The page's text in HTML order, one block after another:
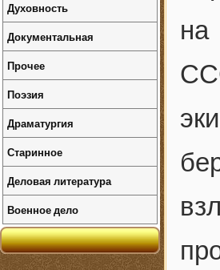
на
Духовность
Документальная
Прочее
Поэзия
Драматургия
Старинное
Деловая литература
Военное дело